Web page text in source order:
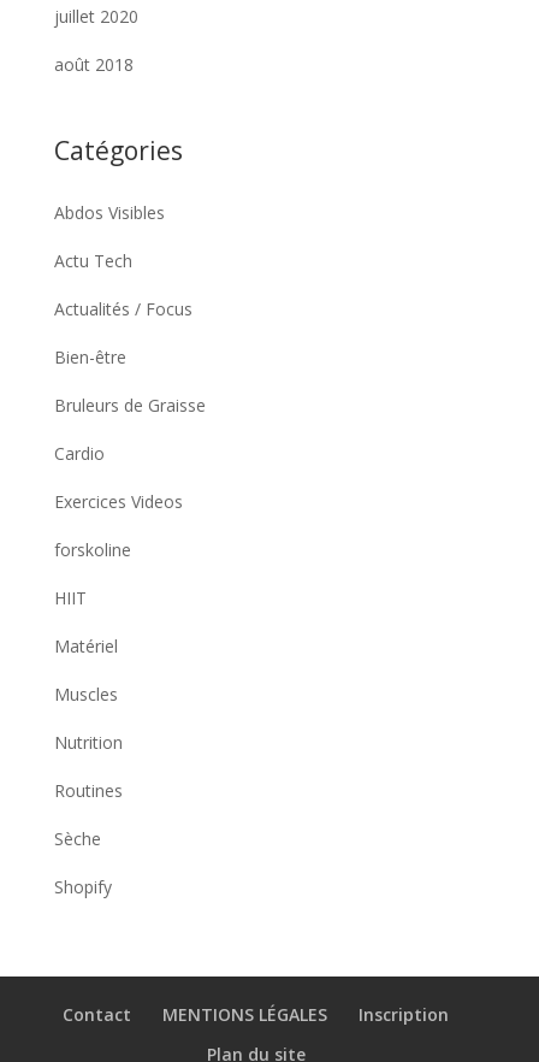
juillet 2020
août 2018
Catégories
Abdos Visibles
Actu Tech
Actualités / Focus
Bien-être
Bruleurs de Graisse
Cardio
Exercices Videos
forskoline
HIIT
Matériel
Muscles
Nutrition
Routines
Sèche
Shopify
Contact MENTIONS LÉGALES
Inscription
Plan du site